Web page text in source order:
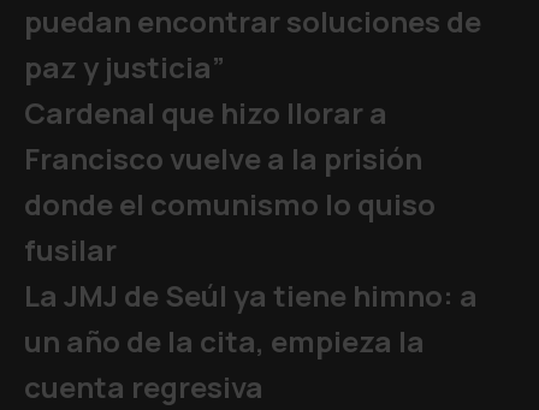
puedan encontrar soluciones de
paz y justicia”
Cardenal que hizo llorar a
Francisco vuelve a la prisión
donde el comunismo lo quiso
fusilar
La JMJ de Seúl ya tiene himno: a
un año de la cita, empieza la
cuenta regresiva